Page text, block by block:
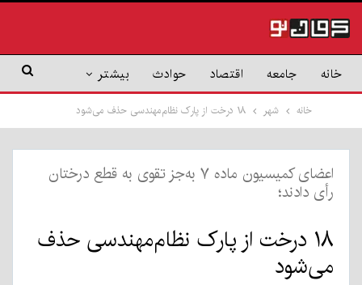
خانه جامعه اقتصاد حوادث بیشتر
خانه شهر ۱۸ درخت از پارک نظام‌مهندسی حذف می‌شود
اعضای کمیسیون ماده ۷ به‌جز تقوی به قطع درختان
رأی دادند؛
۱۸ درخت از پارک نظام‌مهندسی حذف
می‌شود